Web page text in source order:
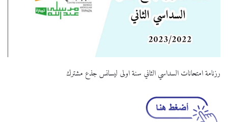
رزنامة امتحانات السداسي الثاني سنة اولى ليسانس جذع مشترك